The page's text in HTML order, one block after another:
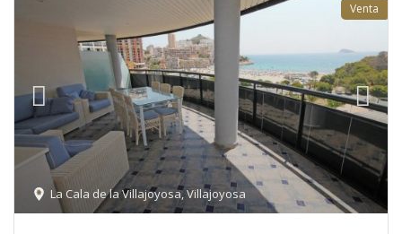
La Cala de la Villajoyosa,Villajoyosa
Venta